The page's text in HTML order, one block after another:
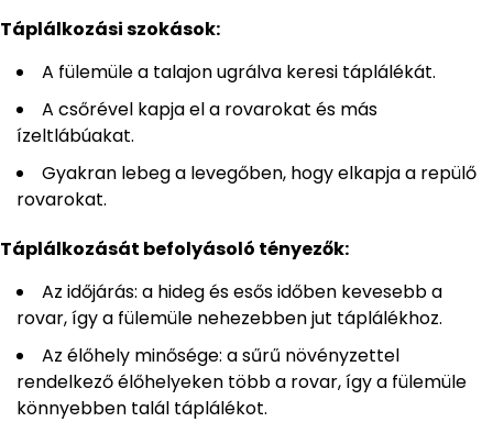
Táplálkozási szokások:
A fülemüle a talajon ugrálva keresi táplálékát.
A csőrével kapja el a rovarokat és más
ízeltlábúakat.
Gyakran lebeg a levegőben, hogy elkapja a repülő
rovarokat.
Táplálkozását befolyásoló tényezők:
Az időjárás: a hideg és esős időben kevesebb a
rovar, így a fülemüle nehezebben jut táplálékhoz.
Az élőhely minősége: a sűrű növényzettel
rendelkező élőhelyeken több a rovar, így a fülemüle
könnyebben talál táplálékot.